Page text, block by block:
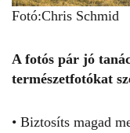
Fotó:Chris Schmid
A fotós pár jó
természetfotókat
• Biztosíts magad